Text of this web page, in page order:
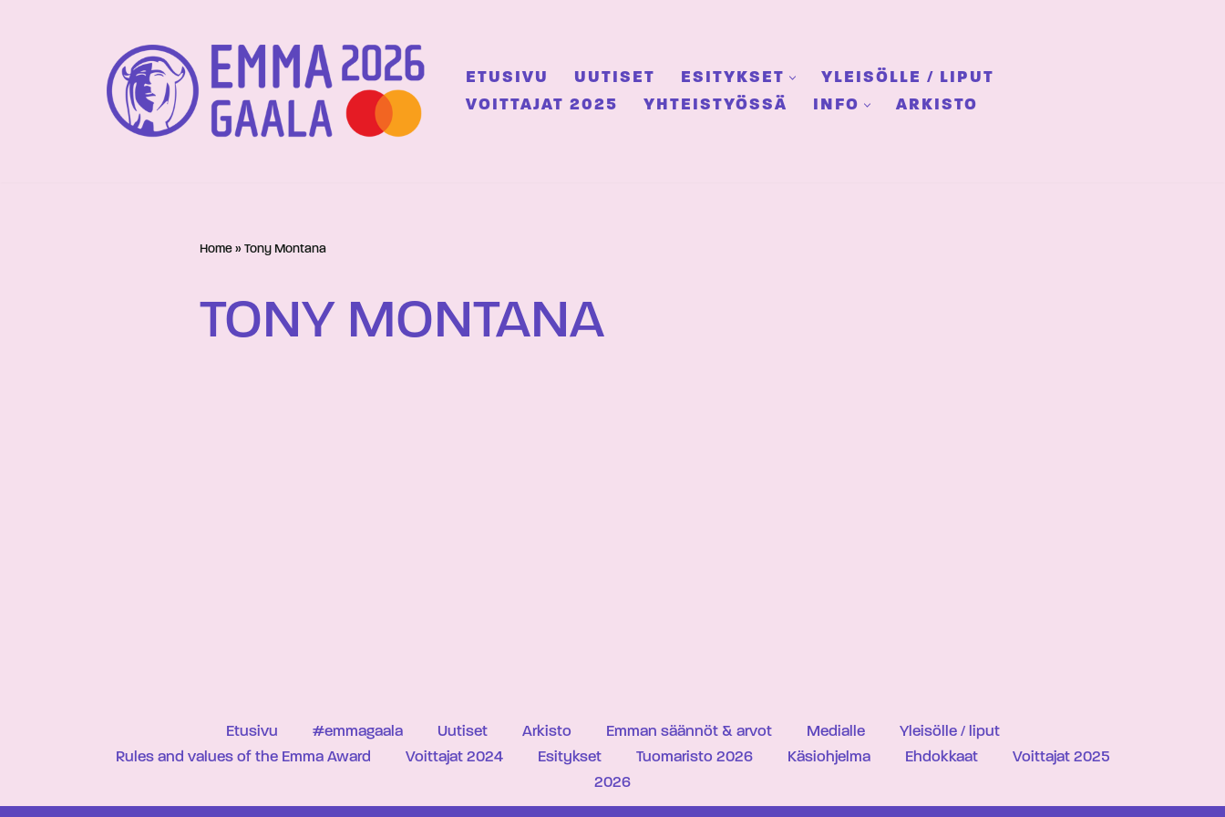
ETUSIVU UUTISET ESITYKSET
YLEISÖLLE / LIPUT
VOITTAJAT 2025
YHTEISTYÖSSÄ INFO ARKISTO
Home » Tony Montana
TONY MONTANA
Etusivu #emmagaala Uutiset Arkisto Emman säännöt & arvot Medialle
Yleisölle / liput
Rules and values of the Emma Award
Voittajat 2024 Esitykset Tuomaristo 2026 Käsiohjelma Ehdokkaat
Voittajat 2025
2026